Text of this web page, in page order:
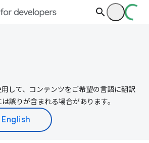
して、コンテンツをご希望の言語に翻訳
誤りが含まれる場合があります。